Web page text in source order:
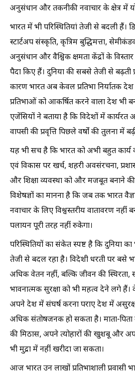
अनुसंधान और तकनीकी नवाचार के क्षेत्र में
भारत में भी परिस्थितियां तेजी से बदली हैं।
स्टार्टअप संस्कृति, कृत्रिम बुद्धिमत्ता,
अनुसंधान और वैश्विक क्षमता केंद्रों के
पैदा किए हैं। दुनिया की सबसे तेजी से बढ़ती
कारण भारत अब केवल प्रतिभा निर्यातक
प्रतिभाओं को आकर्षित करने वाला देश भी
एजेंसियों ने बताया है कि विदेशों में कार्यरत
वापसी की प्रवृत्ति पिछले वर्षों की तुलना में
यह भी सच है कि भारत को अभी बहुत कार्य
एवं विकास पर खर्च, शहरी अवसंरचना,
और शिक्षा व्यवस्था को और मजबूत बनाने
विशेषज्ञों का मानना है कि जब तक भारत
नवाचार के लिए विश्वस्तरीय वातावरण नहीं
पलायन पूरी तरह नहीं रुकेगा।
परिस्थितियों का संकेत स्पष्ट है कि दुनिया
तेजी से बदल रहा है। विदेशी धरती पर बसे
अधिक वेतन नहीं, बल्कि जीवन की
भावनात्मक सुरक्षा को भी महत्व देने लगे
अपने देश में संघर्ष करना पराए देश में
अधिक संतोषजनक हो सकता है। माता-
की मिठास, अपने त्योहारों की खुशबू और
भी मुद्रा में नहीं खरीदा जा सकता।
आज भारत उन लाखों प्रतिभाशाली प्रवासी